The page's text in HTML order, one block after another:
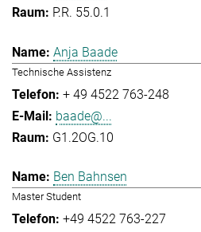
P.R. 55.0.1
Anja Baade
Technische Assistenz
+ 49 4522 763-248
baade@...
G1.2OG.10
Ben Bahnsen
Master Student
+49 4522 763-227